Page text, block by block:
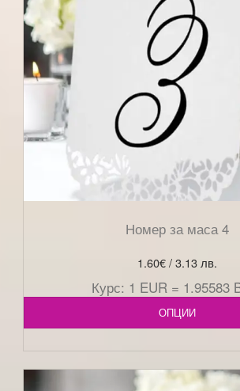
Номер за маса 4
1.60€/ 3.13 лв.
Курс: 1 EUR = 1.95583
ОПЦИИ